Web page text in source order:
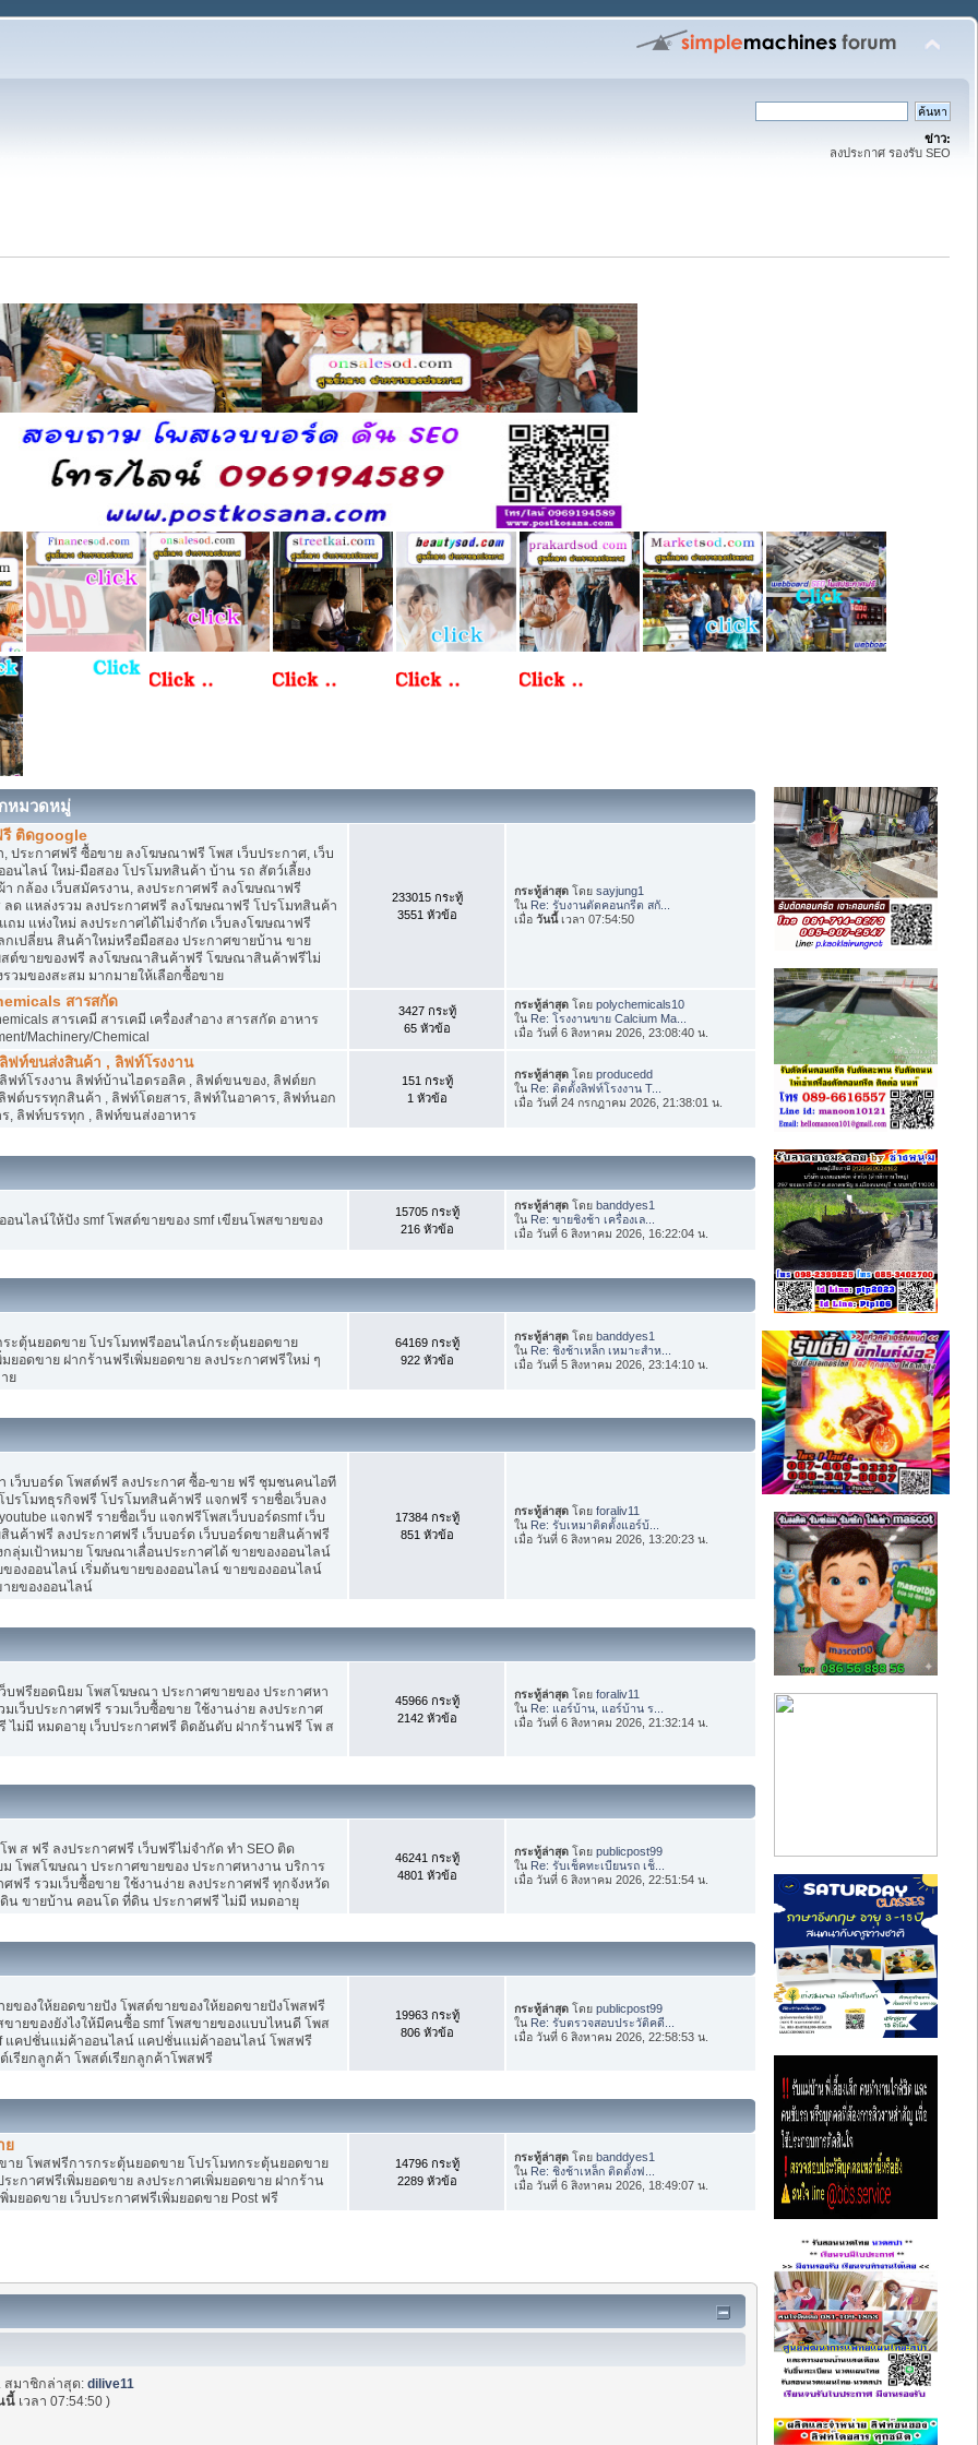
ข่าว:
ลงประกาศ รองรับ SEO
หมวดหมู่
รี ติดgoogle
ระกาศฟรี ซื้อขาย ลงโฆษณาฟรี โพส เว็บประกาศ, เว็บ
นไลน์ ใหม่-มือสอง โปรโมทสินค้า บ้าน รถ สัตว์เลี้ยง
ผ้า กล้อง เว็บสมัครงาน, ลงประกาศฟรี ลงโฆษณาฟรี
ลด แหล่งรวม ลงประกาศฟรี ลงโฆษณาฟรี โปรโมทสินค้า
ถม แห่งใหม่ ลงประกาศได้ไม่จำกัด เว็บลงโฆษณาฟรี
เปลี่ยน สินค้าใหม่หรือมือสอง ประกาศขายบ้าน ขาย
ต์ขายของฟรี ลงโฆษณาสินค้าฟรี โฆษณาสินค้าฟรีไม่
วมของสะสม มากมายให้เลือกซื้อขาย
233015 กระทู้
3551 หัวข้อ
กระทู้ล่าสุด โดยsayjung1
ใน Re: รับงานตัดคอนกรีต สกั...
เมื่อวันนี้เวลา 07:54:50
สารสกัด
สารเคมี สารเคมี เครื่องสำอาง สารสกัด อาหาร
Machinery/Chemical
3427 กระทู้
65 หัวข้อ
กระทู้ล่าสุด โดยpolychemicals10
ใน Re: โรงงานขาย Calcium Ma...
เมื่อ วันที่ 6 สิงหาคม 2026, 23:08:40 น.
ท์ขนส่งสินค้า , ลิฟท์โรงงาน
ฟท์โรงงาน ลิฟท์บ้านไฮดรอลิค , ลิฟต์ขนของ, ลิฟต์ยก
ฟต์บรรทุกสินค้า , ลิฟท์โดยสาร, ลิฟท์ในอาคาร, ลิฟท์นอก
, ลิฟท์บรรทุก , ลิฟท์ขนส่งอาหาร
151 กระทู้
1 หัวข้อ
กระทู้ล่าสุด โดยproducedd
ใน Re: ติดตั้งลิฟท์โรงงาน T...
เมื่อ วันที่ 24 กรกฎาคม 2026, 21:38:01 น.
นไลน์ให้ปัง smf โพสต์ขายของ smf เขียนโพสขายของ
15705 กระทู้
216 หัวข้อ
กระทู้ล่าสุด โดยbanddyes1
ใน Re: ขายชิงช้า เครื่องเล...
เมื่อ วันที่ 6 สิงหาคม 2026, 16:22:04 น.
ะตุ้นยอดขาย โปรโมทฟรีออนไลน์กระตุ้นยอดขาย
ยอดขาย ฝากร้านฟรีเพิ่มยอดขาย ลงประกาศฟรีใหม่ ๆ
ย
64169 กระทู้
922 หัวข้อ
กระทู้ล่าสุด โดยbanddyes1
ใน Re: ชิงช้าเหล็ก เหมาะสำห...
เมื่อ วันที่ 5 สิงหาคม 2026, 23:14:10 น.
เว็บบอร์ด โพสต์ฟรี ลงประกาศ ซื้อ-ขาย ฟรี ชุมชนคนไอที
รโมทธุรกิจฟรี โปรโมทสินค้าฟรี แจกฟรี รายชื่อเว็บลง
แจกฟรี รายชื่อเว็บ แจกฟรีโพสเว็บบอร์ดsmf เว็บ
นค้าฟรี ลงประกาศฟรี เว็บบอร์ด เว็บบอร์ดขายสินค้าฟรี
ลุ่มเป้าหมาย โฆษณาเลื่อนประกาศได้ ขายของออนไลน์
องออนไลน์ เริ่มต้นขายของออนไลน์ ขายของออนไลน์
ายของออนไลน์
17384 กระทู้
851 หัวข้อ
กระทู้ล่าสุด โดยforaliv11
ใน Re: รับเหมาติดตั้งแอร์บ้...
เมื่อ วันที่ 6 สิงหาคม 2026, 13:20:23 น.
ว็บฟรียอดนิยม โพสโฆษณา ประกาศขายของ ประกาศหา
เว็บประกาศฟรี รวมเว็บซื้อขาย ใช้งานง่าย ลงประกาศ
ไม่มี หมดอายุ เว็บประกาศฟรี ติดอันดับ ฝากร้านฟรี โพ ส
45966 กระทู้
2142 หัวข้อ
กระทู้ล่าสุด โดยforaliv11
ใน Re: แอร์บ้าน, แอร์บ้าน ร...
เมื่อ วันที่ 6 สิงหาคม 2026, 21:32:14 น.
ส ฟรี ลงประกาศฟรี เว็บฟรีไม่จำกัด ทำ SEO ติด
ม โพสโฆษณา ประกาศขายของ ประกาศหางาน บริการ
ฟรี รวมเว็บซื้อขาย ใช้งานง่าย ลงประกาศฟรี ทุกจังหวัด
น ขายบ้าน คอนโด ที่ดิน ประกาศฟรี ไม่มี หมดอายุ
46241 กระทู้
4801 หัวข้อ
กระทู้ล่าสุด โดยpublicpost99
ใน Re: รับเช็คทะเบียนรถ เช็...
เมื่อ วันที่ 6 สิงหาคม 2026, 22:51:54 น.
ของให้ยอดขายปัง โพสต์ขายของให้ยอดขายปังโพสฟรี
ายของยังไงให้มีคนซื้อ smf โพสขายของแบบไหนดี โพส
แคปชั่นแม่ค้าออนไลน์ แคปชั่นแม่ค้าออนไลน์ โพสฟรี
เรียกลูกค้า โพสต์เรียกลูกค้าโพสฟรี
19963 กระทู้
806 หัวข้อ
กระทู้ล่าสุด โดยpublicpost99
ใน Re: รับตรวจสอบประวัติคดี...
เมื่อ วันที่ 6 สิงหาคม 2026, 22:58:53 น.
ย
าย โพสฟรีการกระตุ้นยอดขาย โปรโมทกระตุ้นยอดขาย
กาศฟรีเพิ่มยอดขาย ลงประกาศเพิ่มยอดขาย ฝากร้าน
มยอดขาย เว็บประกาศฟรีเพิ่มยอดขาย Post ฟรี
14796 กระทู้
2289 หัวข้อ
กระทู้ล่าสุด โดยbanddyes1
ใน Re: ชิงช้าเหล็ก ติดตั้งฟ...
เมื่อ วันที่ 6 สิงหาคม 2026, 18:49:07 น.
สมาชิกล่าสุด:dilive11
นี้ เวลา 07:54:50 )